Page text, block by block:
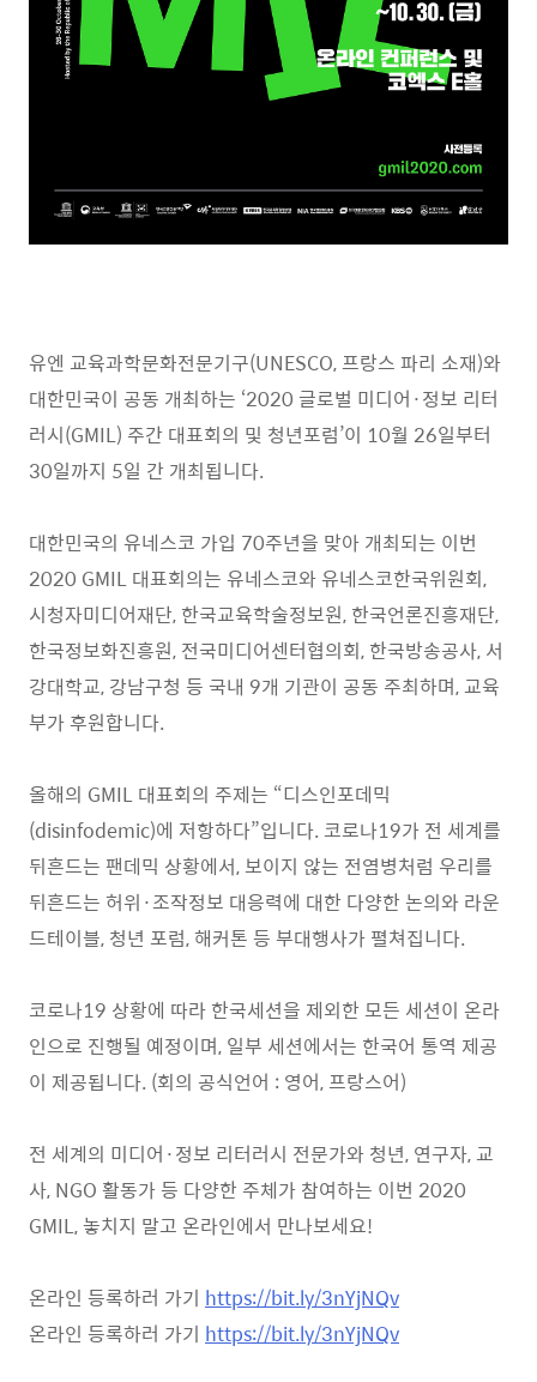
유엔 교육과학문화전문기구(UNESCO,프랑스 파리 소재)와
대한민국이 공동 개최하는 ‘2020 글로벌 미디어 ·정보 리터
러시(GMIL) 주간 대표회의 및 청년포럼’이 10월 26일부터
30일까지 5일 간 개최됩니다.
대한민국의 유네스코 가입 70주년을 맞아 개최되는 이번
2020 GMIL 대표회의는 유네스코와 유네스코한국위원회,
시청자미디어재단, 한국교육학술정보원, 한국언론진흥재단,
한국정보화진흥원, 전국미디어센터협의회, 한국방송공사, 서
강대학교, 강남구청 등 국내 9개 기관이 공동 주최하며, 교육
부가 후원합니다.
올해의 GMIL 대표회의 주제는 “디스인포데믹
(disinfodemic)에 저항하다”입니다. 코로나19가 전 세계를
뒤흔드는 팬데믹 상황에서,보이지 않는 전염병처럼 우리를
뒤흔드는 허위 ·조작정보 대응력에 대한 다양한 논의와 라운
드테이블, 청년 포럼,해커톤 등 부대행사가 펼쳐집니다.
코로나19 상황에 따라 한국세션을 제외한 모든 세션이 온라
인으로 진행될 예정이며, 일부 세션에서는 한국어 통역 제공
이 제공됩니다. (회의 공식언어 : 영어,프랑스어)
전 세계의 미디어 ·정보 리터러시 전문가와 청년, 연구자,교
사, NGO 활동가 등 다양한 주체가 참여하는 이번 2020
GMIL,놓치지 말고 온라인에서 만나보세요!
온라인 등록하러 가기 https://bit.ly/3nYjNQv
온라인 등록하러 가기 https://bit.ly/3nYjNQv